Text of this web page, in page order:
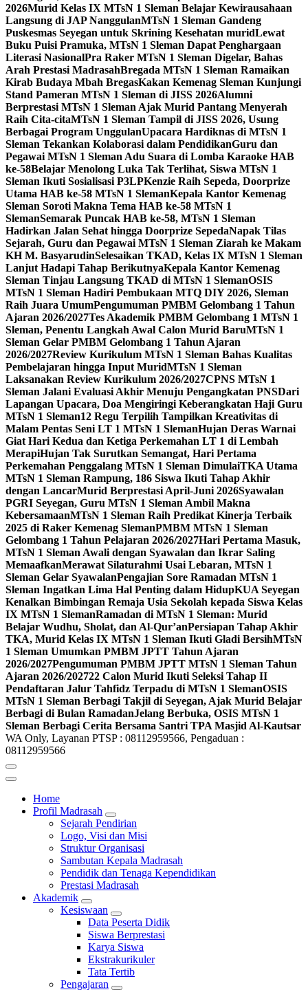
2026Murid Kelas IX MTsN 1 Sleman Belajar Kewirausahaan
Langsung di JAP NanggulanMTsN 1 Sleman Gandeng
Puskesmas Seyegan untuk Skrining Kesehatan muridLewat
Buku Puisi Pramuka, MTsN 1 Sleman Dapat Penghargaan
Literasi NasionalPra Raker MTsN 1 Sleman Digelar, Bahas
Arah Prestasi MadrasahBregada MTsN 1 Sleman Ramaikan
Kirab Budaya Mbah BregasKakan Kemenag Sleman Kunjungi
Stand Pameran MTsN 1 Sleman di JISS 2026Alumni
Berprestasi MTsN 1 Sleman Ajak Murid Pantang Menyerah
Raih Cita-citaMTsN 1 Sleman Tampil di JISS 2026, Usung
Berbagai Program UnggulanUpacara Hardiknas di MTsN 1
Sleman Tekankan Kolaborasi dalam PendidikanGuru dan
Pegawai MTsN 1 Sleman Adu Suara di Lomba Karaoke HAB
ke-58Belajar Menolong Luka Tak Terlihat, Siswa MTsN 1
Sleman Ikuti Sosialisasi P3LPKenzie Raih Sepeda, Doorprize
Utama HAB ke-58 MTsN 1 SlemanKepala Kantor Kemenag
Sleman Soroti Makna Tema HAB ke-58 MTsN 1
SlemanSemarak Puncak HAB ke-58, MTsN 1 Sleman
Hadirkan Jalan Sehat hingga Doorprize SepedaNapak Tilas
Sejarah, Guru dan Pegawai MTsN 1 Sleman Ziarah ke Makam
KH M. BasyarudinSelesaikan TKAD, Kelas IX MTsN 1 Sleman
Lanjut Hadapi Tahap BerikutnyaKepala Kantor Kemenag
Sleman Tinjau Langsung TKAD di MTsN 1 SlemanOSIS
MTsN 1 Sleman Hadiri Pembukaan MTQ DIY 2026, Sleman
Raih Juara UmumPengumuman PMBM Gelombang 1 Tahun
Ajaran 2026/2027Tes Akademik PMBM Gelombang 1 MTsN 1
Sleman, Penentu Langkah Awal Calon Murid BaruMTsN 1
Sleman Gelar PMBM Gelombang 1 Tahun Ajaran
2026/2027Review Kurikulum MTsN 1 Sleman Bahas Kualitas
Pembelajaran hingga Input MuridMTsN 1 Sleman
Laksanakan Review Kurikulum 2026/2027CPNS MTsN 1
Sleman Jalani Evaluasi Akhir Menuju Pengangkatan PNSDari
Lapangan Upacara, Doa Mengiringi Keberangkatan Haji Guru
MTsN 1 Sleman12 Regu Terpilih Tampilkan Kreativitas di
Malam Pentas Seni LT 1 MTsN 1 SlemanHujan Deras Warnai
Giat Hari Kedua dan Ketiga Perkemahan LT 1 di Lembah
MerapiHujan Tak Surutkan Semangat, Hari Pertama
Perkemahan Penggalang MTsN 1 Sleman DimulaiTKA Utama
MTsN 1 Sleman Rampung, 186 Siswa Ikuti Tahap Akhir
dengan LancarMurid Berprestasi April-Juni 2026Syawalan
PGRI Seyegan, Guru MTsN 1 Sleman Ambil Makna
KebersamaanMTsN 1 Sleman Raih Predikat Kinerja Terbaik
2025 di Raker Kemenag SlemanPMBM MTsN 1 Sleman
Gelombang 1 Tahun Pelajaran 2026/2027Hari Pertama Masuk,
MTsN 1 Sleman Awali dengan Syawalan dan Ikrar Saling
MemaafkanMerawat Silaturahmi Usai Lebaran, MTsN 1
Sleman Gelar SyawalanPengajian Sore Ramadan MTsN 1
Sleman Ingatkan Lima Hal Penting dalam HidupKUA Seyegan
Kenalkan Bimbingan Remaja Usia Sekolah kepada Siswa Kelas
IX MTsN 1 SlemanRamadan di MTsN 1 Sleman: Murid
Belajar Wudhu, Sholat, dan Al-Qur’anPersiapan Tahap Akhir
TKA, Murid Kelas IX MTsN 1 Sleman Ikuti Gladi BersihMTsN
1 Sleman Umumkan PMBM JPTT Tahun Ajaran
2026/2027Pengumuman PMBM JPTT MTsN 1 Sleman Tahun
Ajaran 2026/202722 Calon Murid Ikuti Seleksi Tahap II
Pendaftaran Jalur Tahfidz Terpadu di MTsN 1 SlemanOSIS
MTsN 1 Sleman Berbagi Takjil di Seyegan, Ajak Murid Belajar
Berbagi di Bulan RamadanJelang Berbuka, OSIS MTsN 1
Sleman Berbagi Cerita Bersama Santri TPA Masjid Al-Kautsar
WA Only, Layanan PTSP : 08112959566, Pengaduan :
08112959566
Home
Profil Madrasah
Sejarah Pendirian
Logo, Visi dan Misi
Struktur Organisasi
Sambutan Kepala Madrasah
Pendidik dan Tenaga Kependidikan
Prestasi Madrasah
Akademik
Kesiswaan
Data Peserta Didik
Siswa Berprestasi
Karya Siswa
Ekstrakurikuler
Tata Tertib
Pengajaran